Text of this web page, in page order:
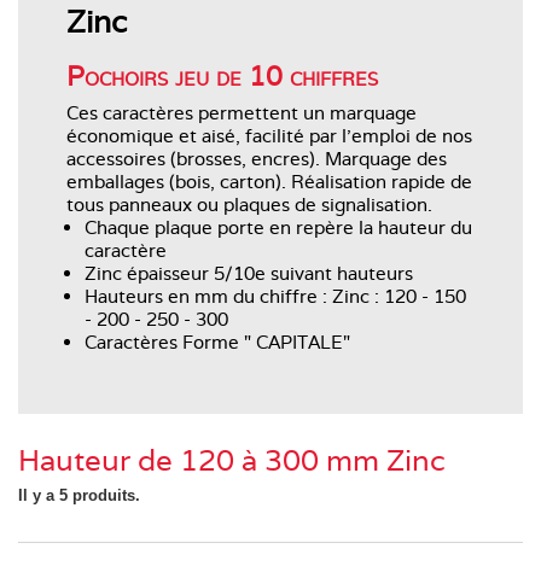
Zinc
Pochoirs jeu de 10 chiffres
Ces caractères permettent un marquage
économique et aisé, facilité par l'emploi de nos
accessoires (brosses, encres). Marquage des
emballages (bois, carton). Réalisation rapide de
tous panneaux ou plaques de signalisation.
Chaque plaque porte en repère la hauteur du
caractère
Zinc épaisseur 5/10e suivant hauteurs
Hauteurs en mm du chiffre : Zinc : 120 - 150
- 200 - 250 - 300
Caractères Forme " CAPITALE"
Hauteur de 120 à 300 mm Zinc
Il y a 5 produits.